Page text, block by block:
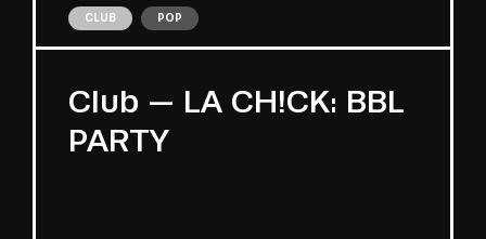
CLUB POP
Club — LA CH!CK: BBL
PARTY